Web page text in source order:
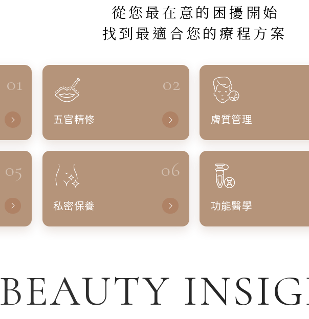
從您最在意的困擾開始
找到最適合您的療程方案
01 02
五官精修 膚質管理
05 06
私密保養 功能醫學
BEAUTY